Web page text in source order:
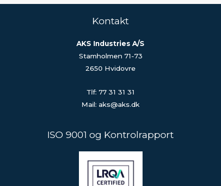
Kontakt
AKS Industries A/S
Stamholmen 71-73
2650 Hvidovre
Tlf: 77 31 31 31
Mail: aks@aks.dk
ISO 9001 og Kontrolrapport